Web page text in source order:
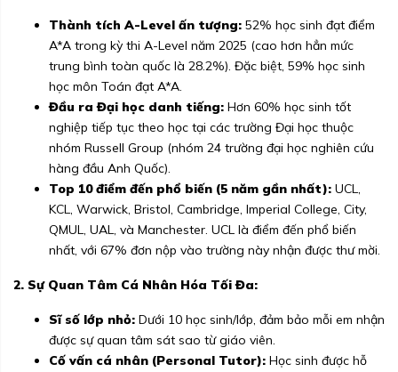
Thành tích A-Level ấn tượng: 52% học sinh đạt điểm
A*A trong kỳ thi A-Level năm 2025 (cao hơn hẳn mức
trung bình toàn quốc là 28.2%). Đặc biệt, 59% học sinh
học môn Toán đạt A*A.
Đầu ra Đại học danh tiếng: Hơn 60% học sinh tốt
nghiệp tiếp tục theo học tại các trường Đại học thuộc
nhóm Russell Group (nhóm 24 trường đại học nghiên cứu
hàng đầu Anh Quốc).
Top 10 điểm đến phổ biến (5 năm gần nhất): UCL,
KCL, Warwick, Bristol, Cambridge, Imperial College, City,
QMUL, UAL, và Manchester. UCL là điểm đến phổ biến
nhất, với 67% đơn nộp vào trường này nhận được thư mời.
2. Sự Quan Tâm Cá Nhân Hóa Tối Đa:
Sĩ số lớp nhỏ: Dưới 10 học sinh/lớp, đảm bảo mỗi em nhận
được sự quan tâm sát sao từ giáo viên.
Cố vấn cá nhân (Personal Tutor): Học sinh được hỗ